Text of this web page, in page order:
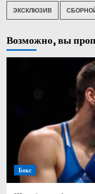
ЭКСКЛЮЗИВ
Возможно, вы
Бокс